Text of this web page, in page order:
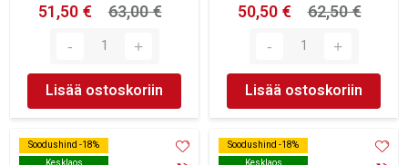
51,50 €
63,00 €
Lisää ostoskoriin
50,50 €
62,50 €
Lisää ostoskoriin
Soodushind -18%
Soodushind -18%
Soodushind -18%
Soodushind -18%